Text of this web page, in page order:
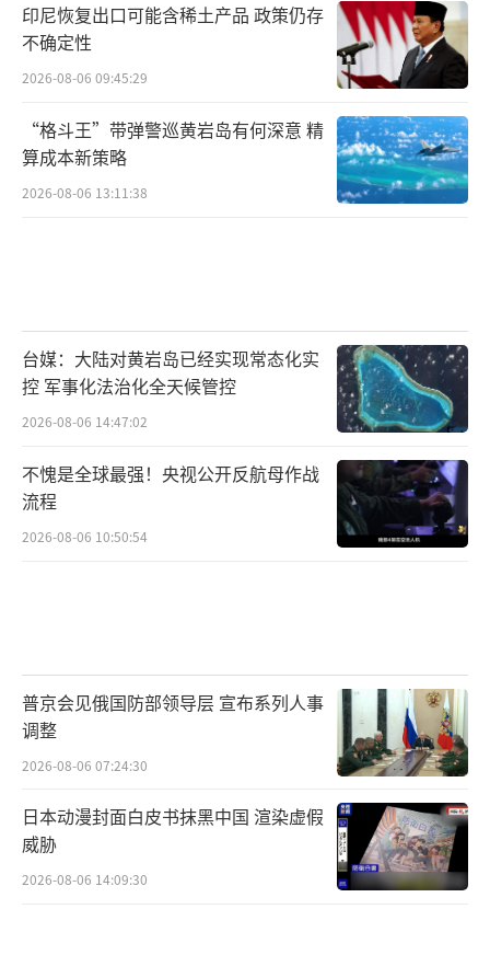
印尼恢复出口可能含稀土产品 政策仍存
不确定性
2026-08-06 09:45:29
“格斗王”带弹警巡黄岩岛有何深意 精
算成本新策略
2026-08-06 13:11:38
台媒：大陆对黄岩岛已经实现常态化实
控 军事化法治化全天候管控
2026-08-06 14:47:02
不愧是全球最强！央视公开反航母作战
流程
2026-08-06 10:50:54
普京会见俄国防部领导层 宣布系列人事
调整
2026-08-06 07:24:30
日本动漫封面白皮书抹黑中国 渲染虚假
威胁
2026-08-06 14:09:30